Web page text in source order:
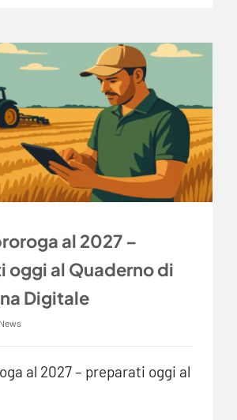
al 2027 –
oggi al Quaderno di
Digitale
News
al 2027 – preparati oggi al